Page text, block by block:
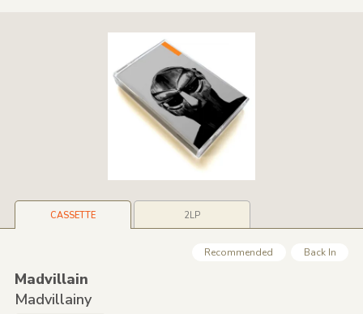
CASSETTE 2LP
Recommended Back In
Madvillain
Madvillainy